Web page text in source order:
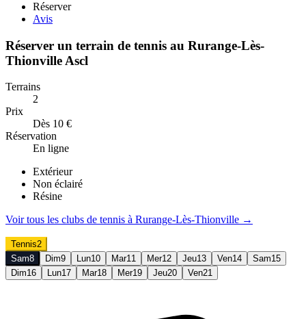
Réserver
Avis
Réserver un terrain de tennis au Rurange-Lès-
Thionville Ascl
Terrains
2
Prix
Dès 10 €
Réservation
En ligne
Extérieur
Non éclairé
Résine
Voir tous les clubs de tennis à Rurange-Lès-Thionville →
Tennis2
Sam8 Dim9 Lun10 Mar11 Mer12 Jeu13 Ven14 Sam15
Dim16 Lun17 Mar18 Mer19 Jeu20 Ven21